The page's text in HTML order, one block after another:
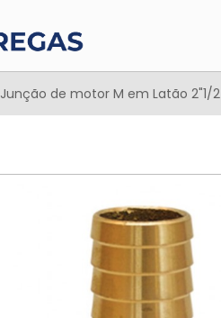
Junção de motor M em Latão 2"1/2